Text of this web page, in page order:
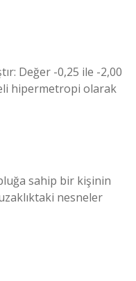
Değer -0,25 ile -2,00
hipermetropi olarak
sahip bir kişinin
nesneler